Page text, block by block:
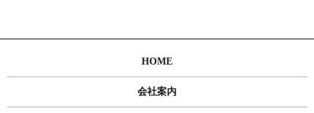
HOME
会社案内